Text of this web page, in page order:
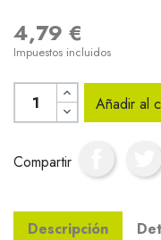
4,79 €
Impuestos incluidos
Añadir al
Compartir
Descripción